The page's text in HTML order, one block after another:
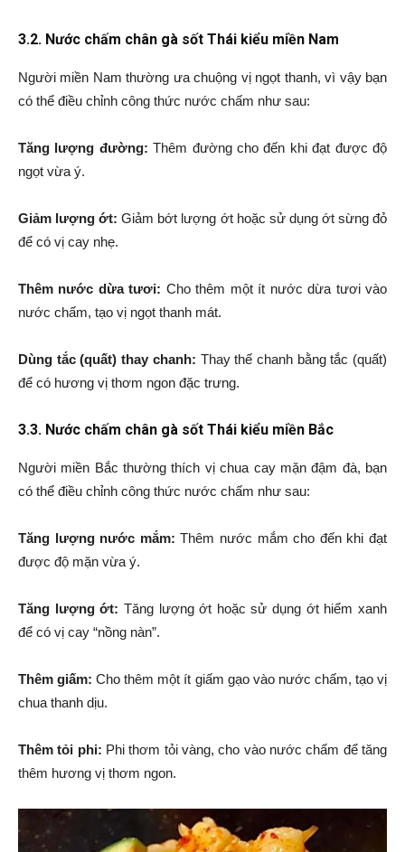
3.2. Nước chấm chân gà sốt Thái kiểu miền Nam
Người miền Nam thường ưa chuộng vị ngọt thanh, vì vậy bạn
có thể điều chỉnh công thức nước chấm như sau:
Tăng lượng đường: Thêm đường cho đến khi đạt được độ
ngọt vừa ý.
Giảm lượng ớt: Giảm bớt lượng ớt hoặc sử dụng ớt sừng đỏ
để có vị cay nhẹ.
Thêm nước dừa tươi: Cho thêm một ít nước dừa tươi vào
nước chấm, tạo vị ngọt thanh mát.
Dùng tắc (quất) thay chanh: Thay thế chanh bằng tắc (quất)
để có hương vị thơm ngon đặc trưng.
3.3. Nước chấm chân gà sốt Thái kiểu miền Bắc
Người miền Bắc thường thích vị chua cay mặn đậm đà, bạn
có thể điều chỉnh công thức nước chấm như sau:
Tăng lượng nước mắm: Thêm nước mắm cho đến khi đạt
được độ mặn vừa ý.
Tăng lượng ớt: Tăng lượng ớt hoặc sử dụng ớt hiểm xanh
để có vị cay “nồng nàn”.
Thêm giấm: Cho thêm một ít giấm gạo vào nước chấm, tạo vị
chua thanh dịu.
Thêm tỏi phi: Phi thơm tỏi vàng, cho vào nước chấm để tăng
thêm hương vị thơm ngon.